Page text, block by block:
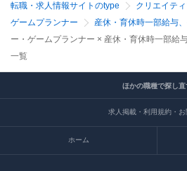
転職・求人情報サイトのtype クリエイテ
ゲームプランナー
産休・育休時一部給与
ー・ゲームプランナー × 産休・育休時一部給
一覧
ほかの職種で探し直
求人掲載・利用規約・お
ホーム